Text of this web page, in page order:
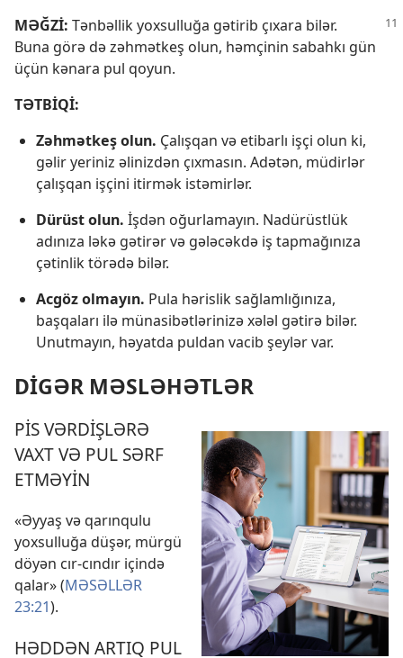
MƏĞZİ: Tənbəllik yoxsulluğa gətirib çıxara bilər.
Buna görə də zəhmətkeş olun, həmçinin sabahkı gün
üçün kənara pul qoyun.
TƏTBİQİ:
Zəhmətkeş olun. Çalışqan və etibarlı işçi olun ki,
gəlir yeriniz əlinizdən çıxmasın. Adətən, müdirlər
çalışqan işçini itirmək istəmirlər.
Dürüst olun. İşdən oğurlamayın. Nadürüstlük
adınıza ləkə gətirər və gələcəkdə iş tapmağınıza
çətinlik törədə bilər.
Acgöz olmayın. Pula hərislik sağlamlığınıza,
başqaları ilə münasibətlərinizə xələl gətirə bilər.
Unutmayın, həyatda puldan vacib şeylər var.
DİGƏR MƏSLƏHƏTLƏR
PİS VƏRDİŞLƏRƏ
VAXT VƏ PUL SƏRF
ETMƏYİN
«Əyyaş və qarınqulu
yoxsulluğa düşər, mürgü
döyən cır-cındır içində
qalar» (MƏSƏLLƏR
23:21).
HƏDDƏN ARTIQ PUL